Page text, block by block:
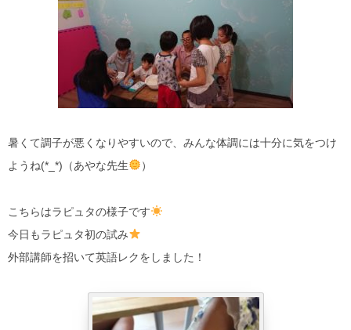
暑くて調子が悪くなりやすいので、みんな体調には十分に気をつけ
ようね(*_*)（あやな先生
）
こちらはラピュタの様子です
今日もラピュタ初の試み
外部講師を招いて英語レクをしました！